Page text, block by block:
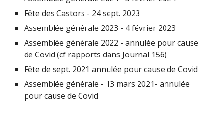
Fête des Castors - 24 sept. 2023
Assemblée générale 2023 - 4 février 2023
Assemblée générale 2022 -annulée pour cause
de Covid (cf rapports dans Journal 156)
Fête desept. 2021 annulée pour cause de Covid
Assemblée générale - 13 mars 2021- annulée
pour cause de Covid